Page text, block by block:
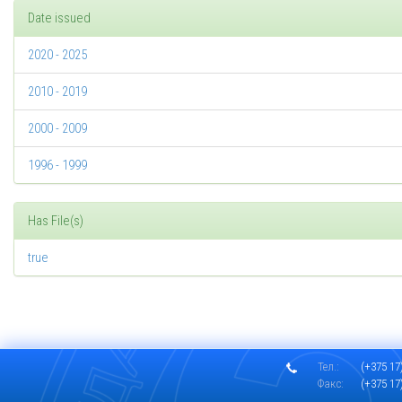
Date issued
2020 - 2025
2010 - 2019
2000 - 2009
1996 - 1999
Has File(s)
true
Тел.:
(+375
Факс:
(+375